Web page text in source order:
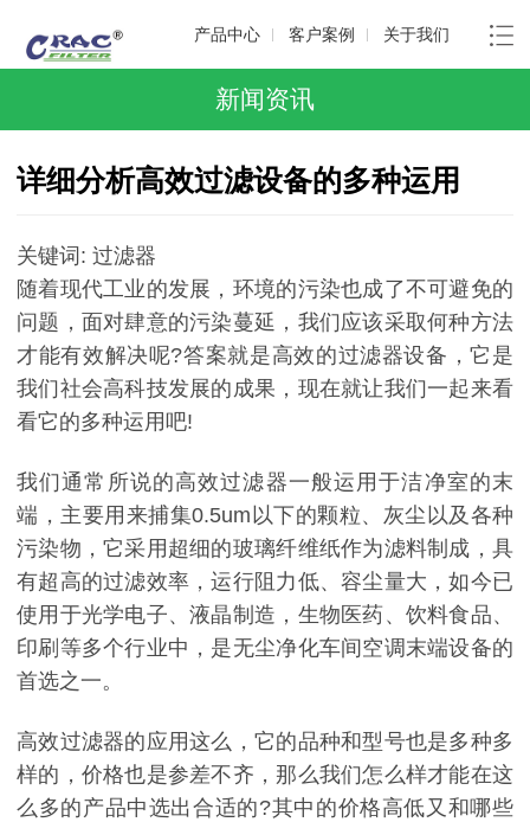
产品中心 客户案例 关于我们
新闻资讯
详细分析高效过滤设备的多种运用
关键词: 过滤器
随着现代工业的发展，环境的污染也成了不可避免的
问题，面对肆意的污染蔓延，我们应该采取何种方法
才能有效解决呢?答案就是高效的过滤器设备，它是
我们社会高科技发展的成果，现在就让我们一起来看
看它的多种运用吧!
我们通常所说的高效过滤器一般运用于洁净室的末
端，主要用来捕集0.5um以下的颗粒、灰尘以及各种
污染物，它采用超细的玻璃纤维纸作为滤料制成，具
有超高的过滤效率，运行阻力低、容尘量大，如今已
使用于光学电子、液晶制造，生物医药、饮料食品、
印刷等多个行业中，是无尘净化车间空调末端设备的
首选之一。
高效过滤器的应用这么，它的品种和型号也是多种多
样的，价格也是参差不齐，那么我们怎么样才能在这
么多的产品中选出合适的?其中的价格高低又和哪些